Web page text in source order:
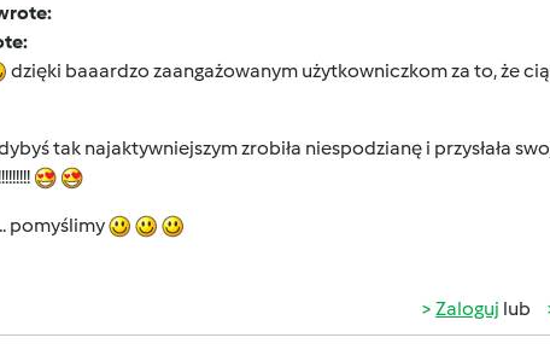
dzięki baaardzo zaangażowanym użytkowniczkom za to, że
tak najaktywniejszym zrobiła niespodzianę i przysłała
pomyślimy
Zaloguj lub